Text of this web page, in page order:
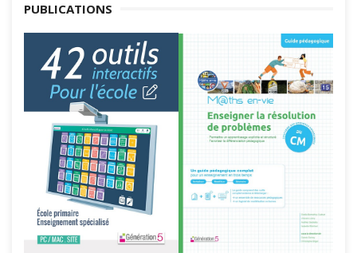
PUBLICATIONS